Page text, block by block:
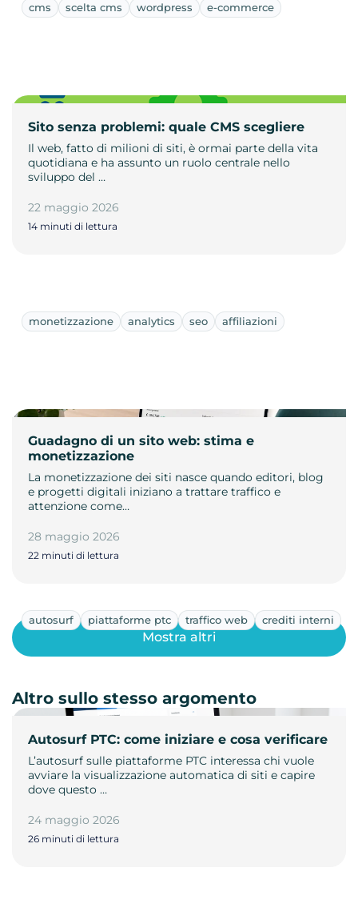
cms scelta cms wordpress e-commerce
Sito senza problemi: quale CMS scegliere
Il web, fatto di milioni di siti, è ormai parte della vita
quotidiana e ha assunto un ruolo centrale nello
sviluppo del …
22 maggio 2026
14 minuti di lettura
monetizzazione analytics seo affiliazioni
Guadagno di un sito web: stima e
monetizzazione
La monetizzazione dei siti nasce quando editori, blog
e progetti digitali iniziano a trattare traffico e
attenzione come…
28 maggio 2026
22 minuti di lettura
autosurf piattaforme ptc traffico web crediti interni
Autosurf PTC: come iniziare e cosa verificare
L’autosurf sulle piattaforme PTC interessa chi vuole
avviare la visualizzazione automatica di siti e capire
dove questo …
24 maggio 2026
26 minuti di lettura
Mostra altri
Altro sullo stesso argomento